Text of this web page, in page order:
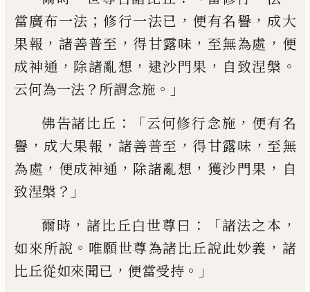
當廣布一法 ； 修行一法已 ， 便有名譽 ， 成大
果報 ， 諸善普至 ， 得甘露味 ， 至無為處 ， 便
成神通 ， 除諸亂想 ， 逮沙門果 ， 自致涅槃 。
云何為一法 ？ 所謂念施 。」
佛告諸比丘 ：「云何修行念施 ， 便有名
譽 ， 成大果報 ， 諸善普至 ， 得甘露味 ， 至無
為處 ， 便成神通 ， 除諸亂想 ， 獲沙門果 ， 自
致涅槃 ？」
爾時 ，諸比丘白世尊曰 ： 「諸法之本 ，
如來所說 。 唯願世尊為諸比丘說此妙義 ， 諸
比丘從如來聞已 ， 便當受持 。」